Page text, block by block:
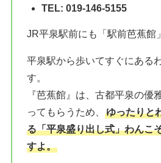
TEL: 019-146-5155
JR平泉駅前にも「駅前芭蕉館
平泉駅から歩いてすぐにある
す。
『芭蕉館』は、古都平泉の優
ってもらうため、
ゆったりと
る「平泉盛り出し式」わんこ
すよ。